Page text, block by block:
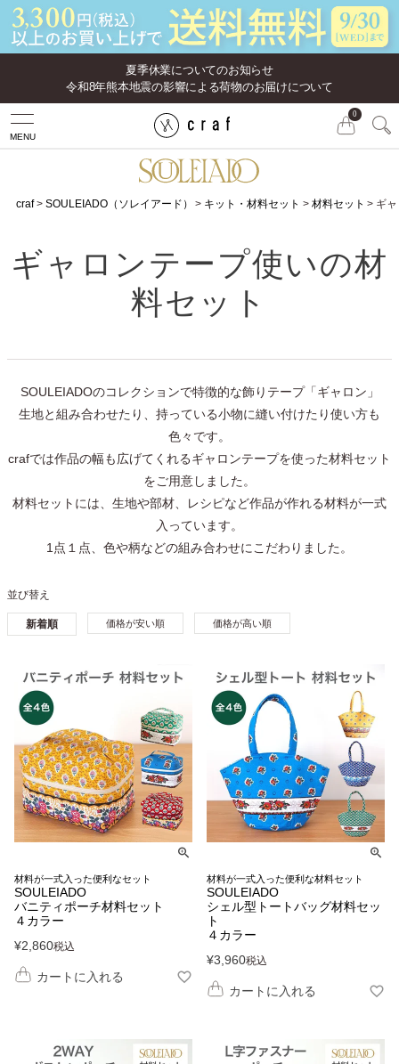
夏季休業についてのお知らせ
令和8年熊本地震の影響による荷物のお届けについて
MENU
0
craf SOULEIADO（ソレイアード） キット・材料セット 材料セット ギ
ギャロンテープ使いの材
料セット
SOULEIADOのコレクションで特徴的な飾りテープ「ギャロン」
生地と組み合わせたり、持っている小物に縫い付けたり使い方も
色々です。
crafでは作品の幅も広げてくれるギャロンテープを使った材料セット
をご用意しました。
材料セットには、生地や部材、レシピなど作品が作れる材料が一式
入っています。
1点１点、色や柄などの組み合わせにこだわりました。
並び替え
新着順 価格が安い順 価格が高い順
材料が一式入った便利なセット
SOULEIADO
バニティポーチ材料セット
４カラー
¥2,860税込
カートに入れる
材料が一式入った便利な材料セット
SOULEIADO
シェル型トートバッグ材料セッ
ト
４カラー
¥3,960税込
カートに入れる